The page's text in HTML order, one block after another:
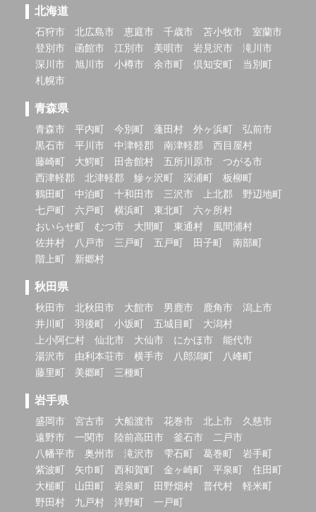
北海道
石狩市 北広島市 恵庭市 千歳市 苫小牧市
室蘭市
登別市
函館市 江別市 美唄市 岩見沢市
滝川市
深川市
旭川市 小樽市 余市町 倶知安町
当別町
札幌市
青森県
青森市 平内町 今別町 蓬田村 外ヶ浜町
弘前市
黒石市
平川市 中津軽郡 南津軽郡
西目屋村
藤崎町
大鰐町 田舎館村 五所川原市
つがる市
西津軽郡
北津軽郡 鰺ヶ沢町 深浦町
板柳町
鶴田町
中泊町 十和田市 三沢市 上北郡
野辺地町
七戸町
六戸町 横浜町 東北町
六ヶ所村
おいらせ町
むつ市 大間町 東通村
風間浦村
佐井村
八戸市 三戸町 五戸町 田子町
南部町
階上町
新郷村
秋田県
秋田市 北秋田市 大館市 男鹿市 鹿角市
潟上市
井川町
羽後町 小坂町 五城目町
大潟村
上小阿仁村
仙北市 大仙市 にかほ市
能代市
湯沢市
由利本荘市 横手市 八郎潟町
八峰町
藤里町
美郷町 三種町
岩手県
盛岡市 宮古市 大船渡市 花巻市 北上市
久慈市
遠野市
一関市 陸前高田市 釜石市
二戸市
八幡平市
奥州市 滝沢市 雫石町 葛巻町
岩手町
紫波町
矢巾町 西和賀町 金ヶ崎町 平泉町
住田町
大槌町
山田町 岩泉町 田野畑村 普代村
軽米町
野田村
九戸村 洋野町 一戸町